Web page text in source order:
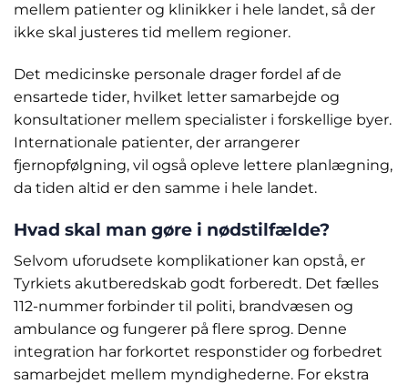
mellem patienter og klinikker i hele landet, så der
ikke skal justeres tid mellem regioner.
Det medicinske personale drager fordel af de
ensartede tider, hvilket letter samarbejde og
konsultationer mellem specialister i forskellige byer.
Internationale patienter, der arrangerer
fjernopfølgning, vil også opleve lettere planlægning,
da tiden altid er den samme i hele landet.
Hvad skal man gøre i nødstilfælde?
Selvom uforudsete komplikationer kan opstå, er
Tyrkiets akutberedskab godt forberedt. Det fælles
112-nummer forbinder til politi, brandvæsen og
ambulance og fungerer på flere sprog. Denne
integration har forkortet responstider og forbedret
samarbejdet mellem myndighederne. For ekstra